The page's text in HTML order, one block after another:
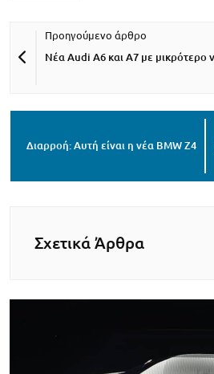
Νέα Audi A6 και A7 με μικρότερο
Διαρροή: Αυτή είναι η νέα BMW Z4
Σχετικά Άρθρα